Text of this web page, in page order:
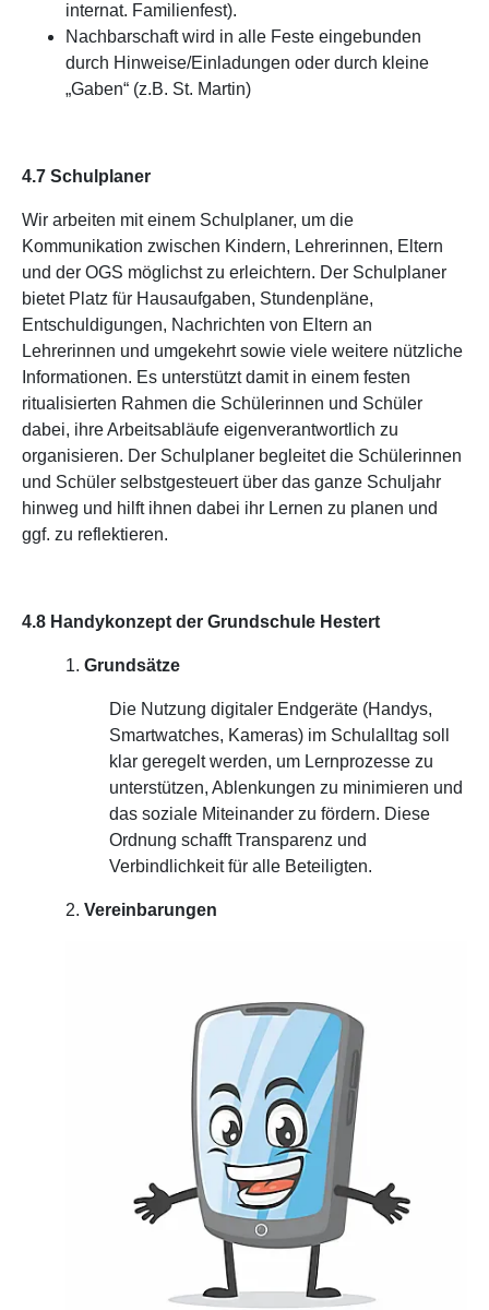
internat. Familienfest).
Nachbarschaft wird in alle Feste eingebunden
durch Hinweise/Einladungen oder durch kleine
„Gaben“ (z.B. St. Martin)
4.7 Schulplaner
Wir arbeiten mit einem Schulplaner, um die
Kommunikation zwischen Kindern, Lehrerinnen, Eltern
und der OGS möglichst zu erleichtern. Der Schulplaner
bietet Platz für Hausaufgaben, Stundenpläne,
Entschuldigungen, Nachrichten von Eltern an
Lehrerinnen und umgekehrt sowie viele weitere nützliche
Informationen. Es unterstützt damit in einem festen
ritualisierten Rahmen die Schülerinnen und Schüler
dabei, ihre Arbeitsabläufe eigenverantwortlich zu
organisieren. Der Schulplaner begleitet die Schülerinnen
und Schüler selbstgesteuert über das ganze Schuljahr
hinweg und hilft ihnen dabei ihr Lernen zu planen und
ggf. zu reflektieren.
4.8 Handykonzept der Grundschule Hestert
1. Grundsätze
Die Nutzung digitaler Endgeräte (Handys,
Smartwatches, Kameras) im Schulalltag soll
klar geregelt werden, um Lernprozesse zu
unterstützen, Ablenkungen zu minimieren und
das soziale Miteinander zu fördern. Diese
Ordnung schafft Transparenz und
Verbindlichkeit für alle Beteiligten.
2. Vereinbarungen